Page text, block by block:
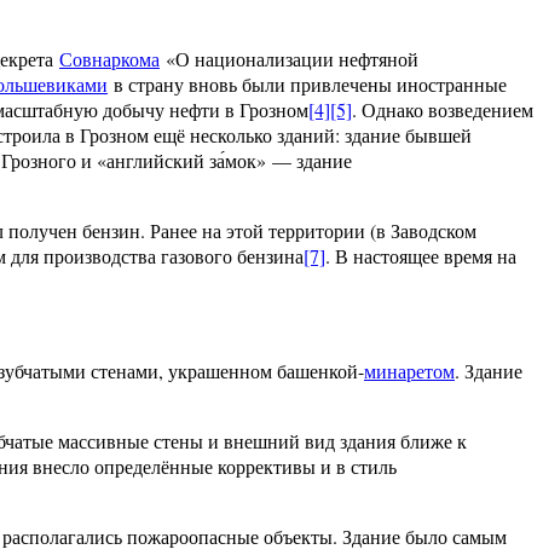
Совнаркома «О национализации нефтяной
в страну вновь были привлечены иностранные
добычу нефти в Грозном[4][5]. Однако возведением
в Грозном ещё несколько зданий: здание бывшей
и «английский за́мок» — здание
бензин. Ранее на этой территории (в Заводском
производства газового бензина[7]. В настоящее время на
стенами, украшенном башенкой-минаретом. Здание
массивные стены и внешний вид здания ближе к
внесло определённые коррективы и в стиль
пожароопасные объекты. Здание было самым